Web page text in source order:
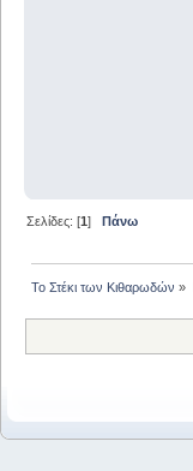
Σελίδες: [1]Πάνω
Το Στέκι των Κιθαρωδών »